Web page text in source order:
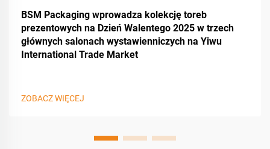
BSM Packaging wprowadza kolekcję toreb
prezentowych na Dzień Walentego 2025 w trzech
głównych salonach wystawienniczych na Yiwu
International Trade Market
ZOBACZ WIĘCEJ